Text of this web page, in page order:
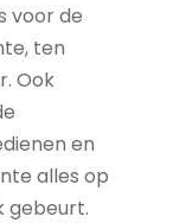
voor de
ten
Ook
en
alles op
gebeurt.